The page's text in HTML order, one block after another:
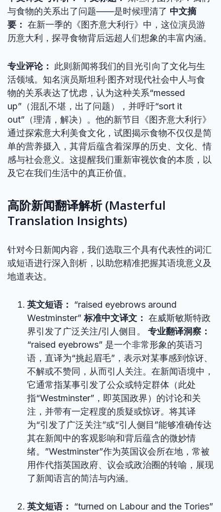
与食物的关系出了问题——是时候理清了 中文摘
要： 在新一季的《图齐意大利行》中，这位演员游
历意大利，探寻食物背后远超人们想象的丰富内涵。
专业评论：
此则新闻将我们的目光引向了文化与生
活领域。知名演员斯坦利·图齐对现代社会中人与食
物的关系表达了忧虑，认为这种关系“messed
up”（混乱不堪，出了问题），并呼吁“sort it
out”（理清，解决）。他的新节目《图齐意大利行》
通过探索意大利美食文化，试图揭示食物不仅仅是简
单的营养摄入，其背后蕴含着深厚的历史、文化、情
感与社会意义。这提醒我们重新审视饮食的本质，以
及它在我们生活中的真正价值。
高阶新闻翻译解析 (Masterful
Translation Insights)
针对今日新闻内容，我们选取三个具有代表性的词汇
或短语进行深入剖析，以助您精准把握其语境意义及
地道表达。
英文短语：
“raised eyebrows around
Westminster”标准中文译文： 在威斯敏斯特政
界引发了广泛关注/引人侧目。 专业翻译洞察：
“raised eyebrows” 是一个非常形象的英语习
语，直译为“挑起眉毛”，表示对某事感到惊讶、
不解或不赞同，从而引人关注。在新闻语境中，
它通常指某事引发了公众或特定群体（此处
指“Westminster”，即英国政界）的讨论和关
注，并带有一定程度的质疑或惊讶。将其译
为“引发了广泛关注”或“引人侧目”能够准确传达
其在新闻中的客观影响和背后蕴含的微妙情
绪。”Westminster”作为英国议会所在地，常被
用作代指英国政府、议会或政治圈的转喻，展现
了新闻语言的简洁与内涵。
英文短语：
“turned on Labour and the Tories”